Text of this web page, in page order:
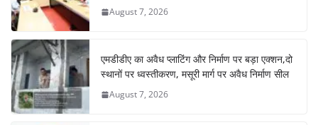
August 7, 2026
एमडीडीए का अवैध प्लाटिंग और निर्माण पर बड़ा एक्शन,दो
स्थानों पर ध्वस्तीकरण, मसूरी मार्ग पर अवैध निर्माण सील
August 7, 2026